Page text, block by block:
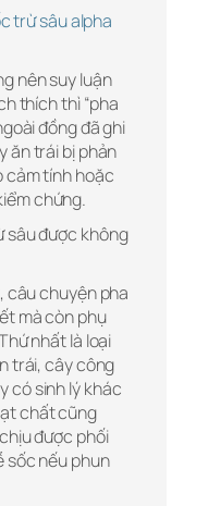
trừ sâu alpha
nên suy luận
thích thì “pha
đồng đã ghi
ăn trái bị phản
cảm tính hoặc
chứng.
sâu được không
câu chuyện pha
mà còn phụ
nhất là loại
trái, cây công
có sinh lý khác
chất cũng
được phối
sốc nếu phun